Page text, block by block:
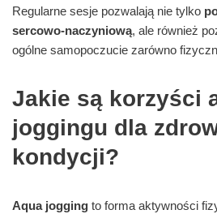
Regularne sesje pozwalają nie tylko
sercowo-naczyniową, ale również
ogólne samopoczucie zarówno
Jakie są korzyści
joggingu dla
kondycji?
Aqua jogging to forma aktywności